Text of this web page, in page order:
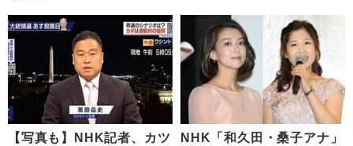
【写真も】NHK記者、カツ
NHK「和久田・桑子アナ」